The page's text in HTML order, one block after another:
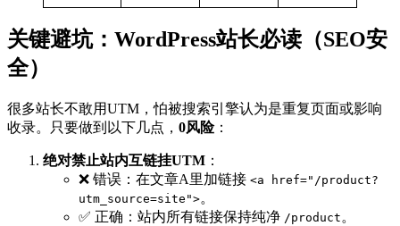
关键避坑：WordPress站长必读（SEO安
全）
很多站长不敢用UTM，怕被搜索引擎认为是重复页面或影响
收录。只要做到以下几点， 0风险：
绝对禁止站内互链挂UTM ：
❌ 错误：在文章A里加链接 <a href="/product?
utm_source=site">。
✅ 正确：站内所有链接保持纯净 /product 。